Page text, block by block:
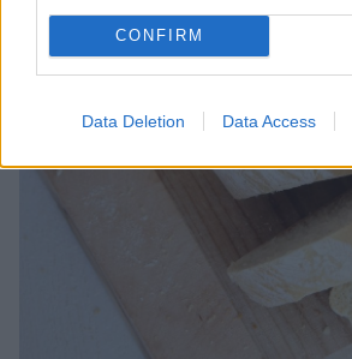
CONFIRM
Data Deletion Data Access